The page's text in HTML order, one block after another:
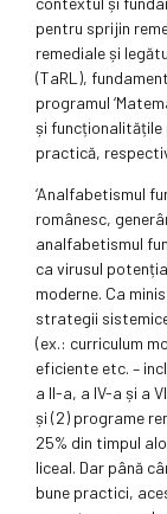
pentru sprijin
remediale și
(TaRL),
programul
și
practică,
‘Analfabetismul
românesc,
analfabetismul
ca virusul
moderne. Ca
strategii
(ex.: curriculum
eficiente etc. –
a II-a, a IV-a și a
și (2) programe
25% din timpul
liceal. Dar până
bune practici,